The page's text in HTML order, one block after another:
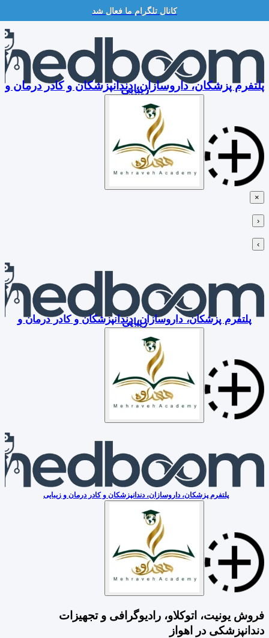
کانال تلگرام ما فعال شد
Skip
content
پلتفرم پزشکان، داروسازان، دندانپزشکان و کادر درمان و
زیبایی
×
‹
›
پلتفرم پزشکان، داروسازان، دندانپزشکان و کادر درمان و
زیبایی
پلتفرم پزشکان، داروسازان، دندانپزشکان و کادر درمان و زیبایی
فروش یونیت، اتوکلاو، رادیوگرافی و تجهیزات
دندانپزشکی در اهواز